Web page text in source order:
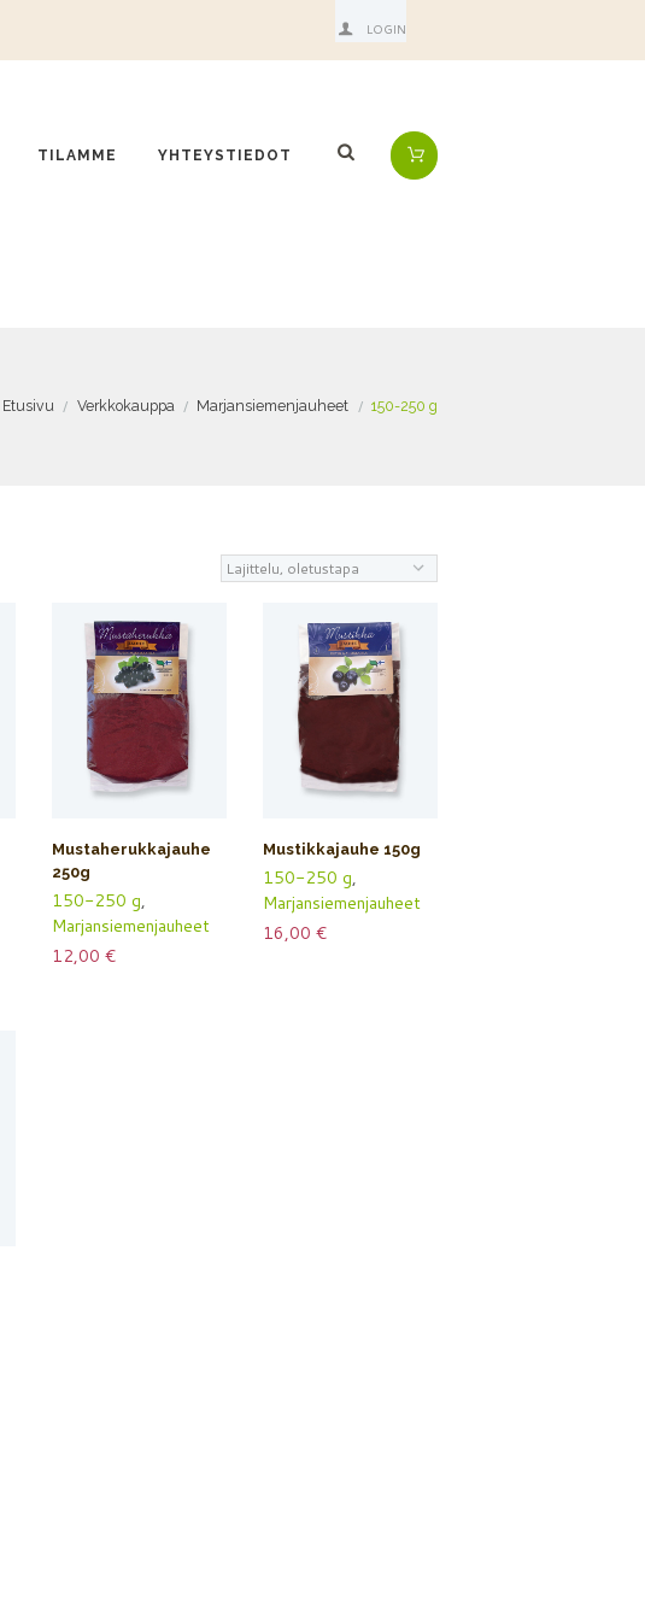
LOGIN
TILAMME YHTEYSTIEDOT
Etusivu Verkkokauppa Marjansiemenjauheet 150-250 g
Mustaherukkajauhe
250g
150-250 g,
Marjansiemenjauheet
12,00 €
Mustikkajauhe 150g
150-250 g,
Marjansiemenjauheet
16,00 €